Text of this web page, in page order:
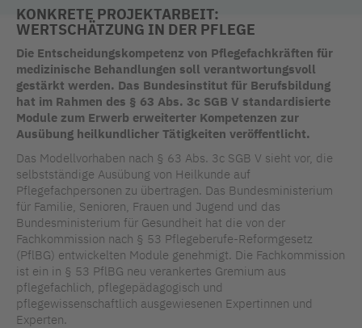
KONKRETE PROJEKTARBEIT:
WERTSCHÄTZUNG IN DER PFLEGE
Die Entscheidungskompetenz von Pflegefachkräften für
medizinische Behandlungen soll verantwortungsvoll
gestärkt werden. Das Bundesinstitut für Berufsbildung
hat im Rahmen des § 63 Abs. 3c SGB V standardisierte
Module zum Erwerb erweiterter Kompetenzen zur
Ausübung heilkundlicher Tätigkeiten veröffentlicht.
Das Modellvorhaben nach § 63 Abs. 3c SGB V sieht vor, die
selbstständige Ausübung von Heilkunde auf
Pflegefachpersonen zu übertragen. Das Bundesministerium
für Familie, Senioren, Frauen und Jugend und das
Bundesministerium für Gesundheit hat die von der
Fachkommission nach § 53 Pflegeberufe-Reformgesetz
(PflBG) entwickelten Module genehmigt. Die Fachkommission
ist ein in § 53 PflBG neu verankertes Gremium aus
pflegefachlich, pflegepädagogisch und
pflegewissenschaftlich ausgewiesenen Expertinnen und
Experten.